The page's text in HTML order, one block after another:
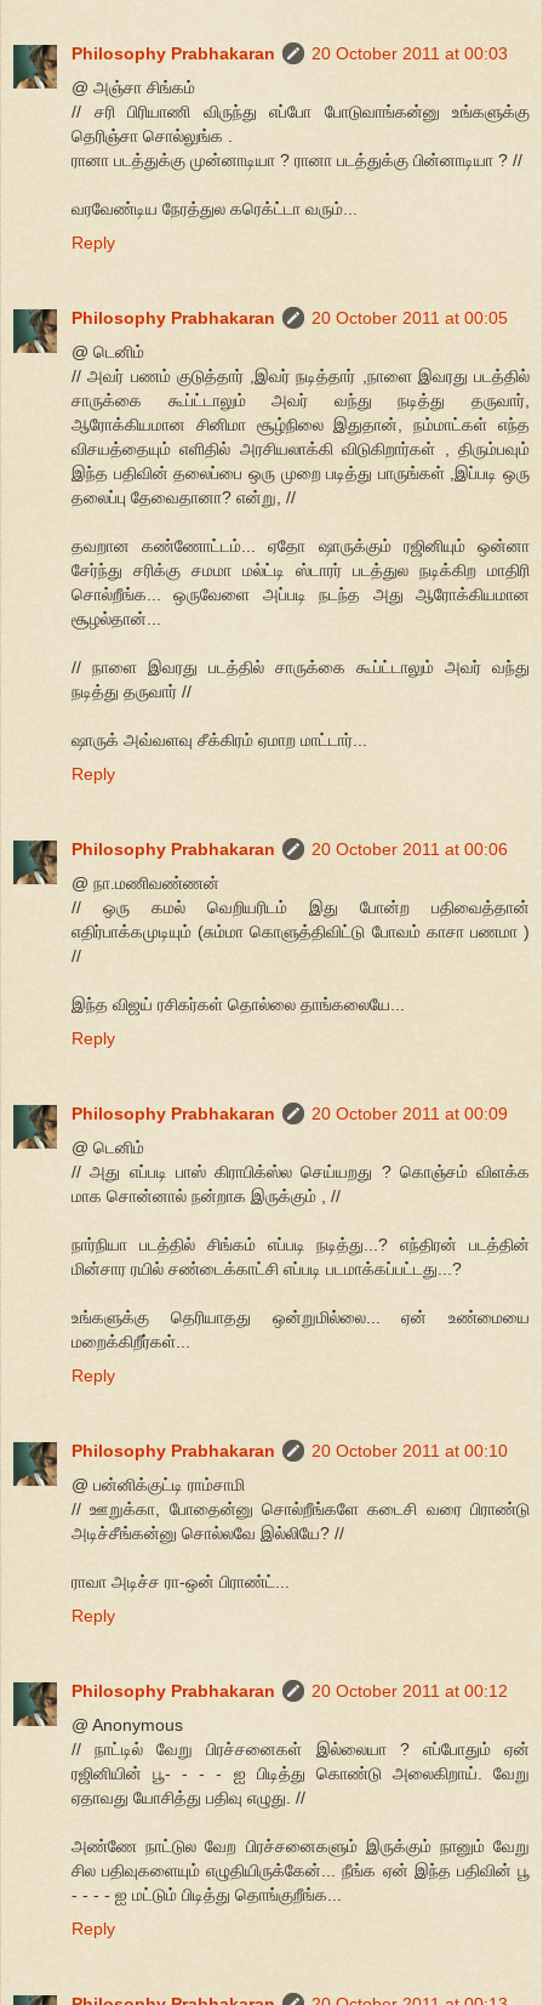
Philosophy Prabhakaran
20 October 2011 at 00:03
@ அஞ்சா சிங்கம்
// சரி பிரியாணி விருந்து எப்போ போடுவாங்கன்னு உங்களுக்கு
தெரிஞ்சா சொல்லுங்க .
ரானா படத்துக்கு முன்னாடியா ? ரானா படத்துக்கு பின்னாடியா ? //
வரவேண்டிய நேரத்துல கரெக்ட்டா வரும்...
Reply
Philosophy Prabhakaran
20 October 2011 at 00:05
@ டெனிம்
// அவர் பணம் குடுத்தார் ,இவர் நடித்தார் ,நாளை இவரது படத்தில்
சாருக்கை கூப்ட்டாலும் அவர் வந்து நடித்து தருவார்,
ஆரோக்கியமான சினிமா சூழ்நிலை இதுதான், நம்மாட்கள் எந்த
விசயத்தையும் எளிதில் அரசியலாக்கி விடுகிறார்கள் , திரும்பவும்
இந்த பதிவின் தலைப்பை ஒரு முறை படித்து பாருங்கள் ,இப்படி ஒரு
தலைப்பு தேவைதானா? என்று, //
தவறான கண்ணோட்டம்... ஏதோ ஷாருக்கும் ரஜினியும் ஒன்னா
சேர்ந்து சரிக்கு சமமா மல்ட்டி ஸ்டாரர் படத்துல நடிக்கிற மாதிரி
சொல்றீங்க... ஒருவேளை அப்படி நடந்த அது ஆரோக்கியமான
சூழல்தான்...
// நாளை இவரது படத்தில் சாருக்கை கூப்ட்டாலும் அவர் வந்து
நடித்து தருவார் //
ஷாருக் அவ்வளவு சீக்கிரம் ஏமாற மாட்டார்...
Reply
Philosophy Prabhakaran
20 October 2011 at 00:06
@ நா.மணிவண்ணன்
// ஒரு கமல் வெறியரிடம் இது போன்ற பதிவைத்தான்
எதிர்பாக்கமுடியும் (சும்மா கொளுத்திவிட்டு போவம் காசா பணமா )
//
இந்த விஜய் ரசிகர்கள் தொல்லை தாங்கலையே...
Reply
Philosophy Prabhakaran
20 October 2011 at 00:09
@ டெனிம்
// அது எப்படி பாஸ் கிராபிக்ஸ்ல செய்யறது ? கொஞ்சம் விளக்க
மாக சொன்னால் நன்றாக இருக்கும் , //
நார்நியா படத்தில் சிங்கம் எப்படி நடித்து...? எந்திரன் படத்தின்
மின்சார ரயில் சண்டைக்காட்சி எப்படி படமாக்கப்பட்டது...?
உங்களுக்கு தெரியாதது ஒன்றுமில்லை... ஏன் உண்மையை
மறைக்கிறீர்கள்...
Reply
Philosophy Prabhakaran
20 October 2011 at 00:10
@ பன்னிக்குட்டி ராம்சாமி
// ஊறுக்கா, போதைன்னு சொல்றீங்களே கடைசி வரை பிராண்டு
அடிச்சீங்கன்னு சொல்லவே இல்லியே? //
ராவா அடிச்ச ரா-ஒன் பிராண்ட்...
Reply
Philosophy Prabhakaran
20 October 2011 at 00:12
@ Anonymous
// நாட்டில் வேறு பிரச்சனைகள் இல்லையா ? எப்போதும் ஏன்
ரஜினியின் பூ- - - - ஐ பிடித்து கொண்டு அலைகிறாய். வேறு
ஏதாவது யோசித்து பதிவு எழுது. //
அண்ணே நாட்டுல வேற பிரச்சனைகளும் இருக்கும் நானும் வேறு
சில பதிவுகளையும் எழுதியிருக்கேன்... நீங்க ஏன் இந்த பதிவின் பூ
- - - - ஐ மட்டும் பிடித்து தொங்குறீங்க...
Reply